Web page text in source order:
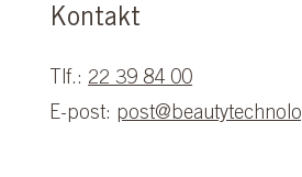
Kontakt
Tlf.: 22 39 84 00
E-post: